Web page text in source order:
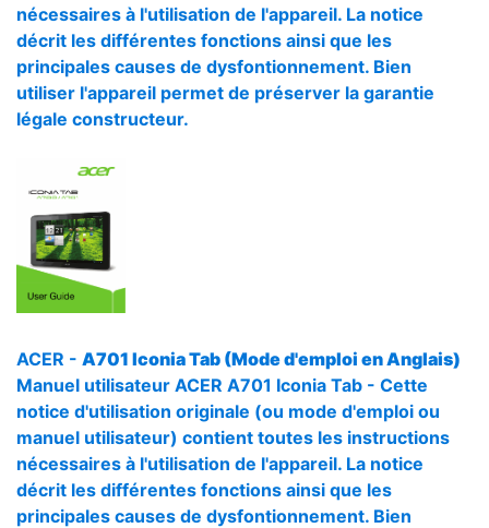
nécessaires à l'utilisation de l'appareil. La notice
décrit les différentes fonctions ainsi que les
principales causes de dysfontionnement. Bien
utiliser l'appareil permet de préserver la garantie
légale constructeur.
ACER - A701 Iconia Tab (Mode d'emploi en Anglais)
Manuel utilisateur ACER A701 Iconia Tab - Cette
notice d'utilisation originale (ou mode d'emploi ou
manuel utilisateur) contient toutes les instructions
nécessaires à l'utilisation de l'appareil. La notice
décrit les différentes fonctions ainsi que les
principales causes de dysfontionnement. Bien